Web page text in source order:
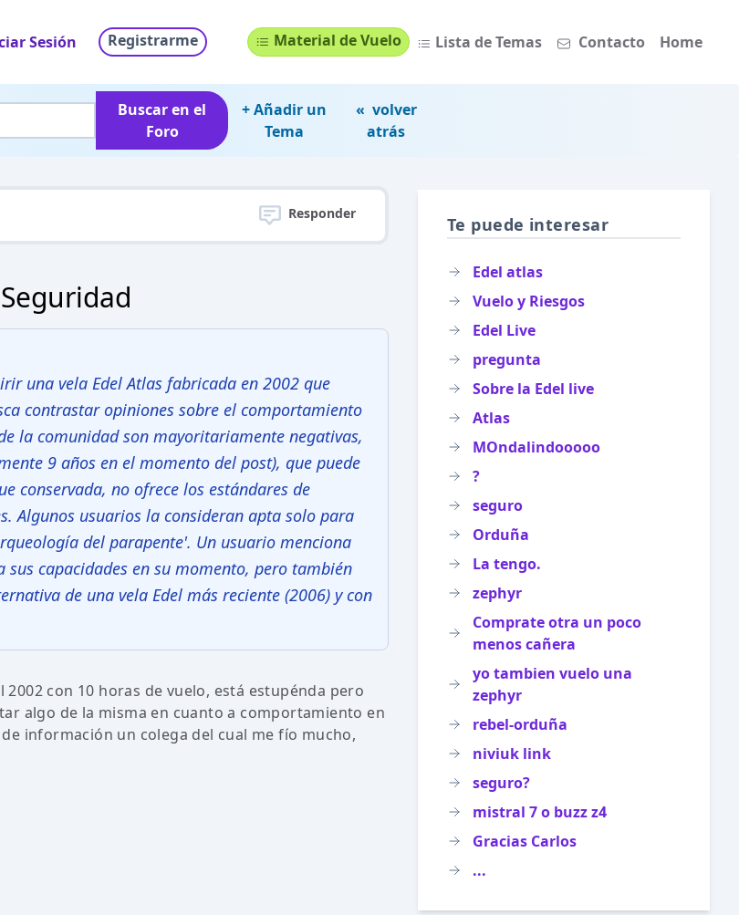
Sesión Registrarme Material de Vuelo Lista de Temas Contacto Home
Buscar en el
Foro
+ Añadir un
Tema
« volver
atrás
Responder
una vela Edel Atlas fabricada en 2002 que
contrastar opiniones sobre el comportamiento
la comunidad son mayoritariamente negativas,
9 años en el momento del post), que puede
conservada, no ofrece los estándares de
Algunos usuarios la consideran apta solo para
del parapente'. Un usuario menciona
capacidades en su momento, pero también
de una vela Edel más reciente (2006) y con
con 10 horas de vuelo, está estupénda pero
algo de la misma en cuanto a comportamiento en
información un colega del cual me fío mucho,
Te puede interesar
Edel atlas
Vuelo y Riesgos
Edel Live
pregunta
Sobre la Edel live
Atlas
MOndalindooooo
?
seguro
Orduña
La tengo.
zephyr
Comprate otra un poco
menos cañera
yo tambien vuelo una
zephyr
rebel-orduña
niviuk link
seguro?
mistral 7 o buzz z4
Gracias Carlos
...